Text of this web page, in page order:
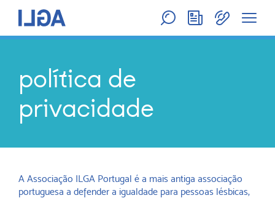
política de
privacidade
A Associação ILGA Portugal é a mais antiga associação
portuguesa a defender a igualdade para pessoas lésbicas,